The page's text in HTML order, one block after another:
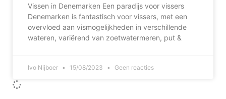
Vissen in Denemarken Een paradijs voor vissers
Denemarken is fantastisch voor vissers, met een
overvloed aan vismogelijkheden in verschillende
wateren, variërend van zoetwatermeren, put &
Ivo Nijboer 15/08/2023 Geen reacties